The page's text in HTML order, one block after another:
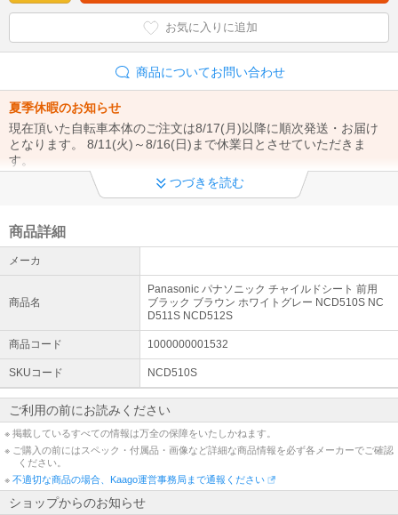
お気に入りに追加
商品についてお問い合わせ
夏季休暇のお知らせ
現在頂いた自転車本体のご注文は8/17(月)以降に順次発送・お届け
となります。 8/11(火)～8/16(日)まで休業日とさせていただきま
す。
つづきを読む
商品詳細
メーカ
商品名
Panasonic パナソニック チャイルドシート 前用
ブラック ブラウン ホワイトグレー NCD510S NC
D511S NCD512S
商品コード 1000000001532
SKUコード NCD510S
ご利用の前にお読みください
※ 掲載しているすべての情報は万全の保障をいたしかねます。
※ ご購入の前にはスペック・付属品・画像など詳細な商品情報を必ず各メーカーでご確認
ください。
※ 不適切な商品の場合、Kaago運営事務局まで通報ください
ショップからのお知らせ